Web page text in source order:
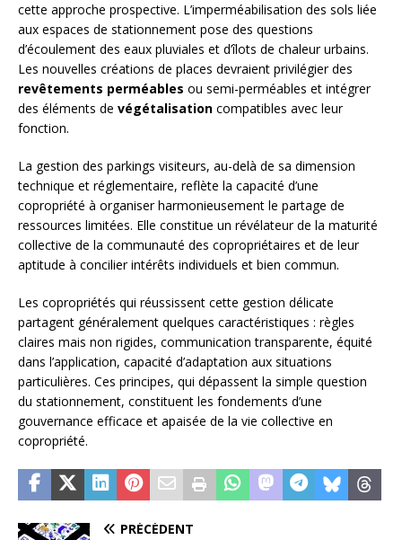
cette approche prospective. L’imperméabilisation des sols liée
aux espaces de stationnement pose des questions
d’écoulement des eaux pluviales et d’îlots de chaleur urbains.
Les nouvelles créations de places devraient privilégier des
revêtements perméables ou semi-perméables et intégrer
des éléments de végétalisation compatibles avec leur
fonction.
La gestion des parkings visiteurs, au-delà de sa dimension
technique et réglementaire, reflète la capacité d’une
copropriété à organiser harmonieusement le partage de
ressources limitées. Elle constitue un révélateur de la maturité
collective de la communauté des copropriétaires et de leur
aptitude à concilier intérêts individuels et bien commun.
Les copropriétés qui réussissent cette gestion délicate
partagent généralement quelques caractéristiques : règles
claires mais non rigides, communication transparente, équité
dans l’application, capacité d’adaptation aux situations
particulières. Ces principes, qui dépassent la simple question
du stationnement, constituent les fondements d’une
gouvernance efficace et apaisée de la vie collective en
copropriété.
PRÉCÉDENT